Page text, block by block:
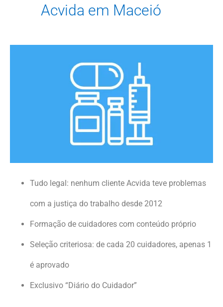
Acvida em Maceió
Tudo legal: nenhum cliente Acvida teve problemas
com a justiça do trabalho desde 2012
Formação de cuidadores com conteúdo próprio
Seleção criteriosa: de cada 20 cuidadores, apenas 1
é aprovado
Exclusivo “Diário do Cuidador”